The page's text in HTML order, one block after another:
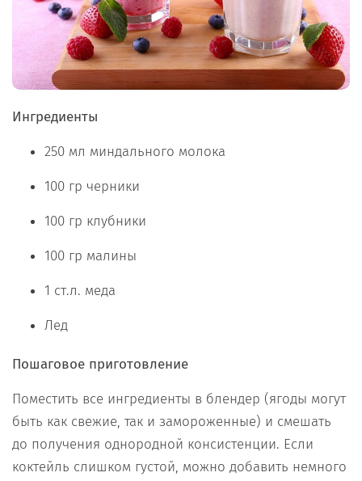
Ингредиенты
250 мл миндального молока
100 гр черники
100 гр клубники
100 гр малины
1 ст.л. меда
Лед
Пошаговое приготовление
Поместить все ингредиенты в блендер (ягоды могут
быть как свежие, так и замороженные) и смешать
до получения однородной консистенции. Если
коктейль слишком густой, можно добавить немного